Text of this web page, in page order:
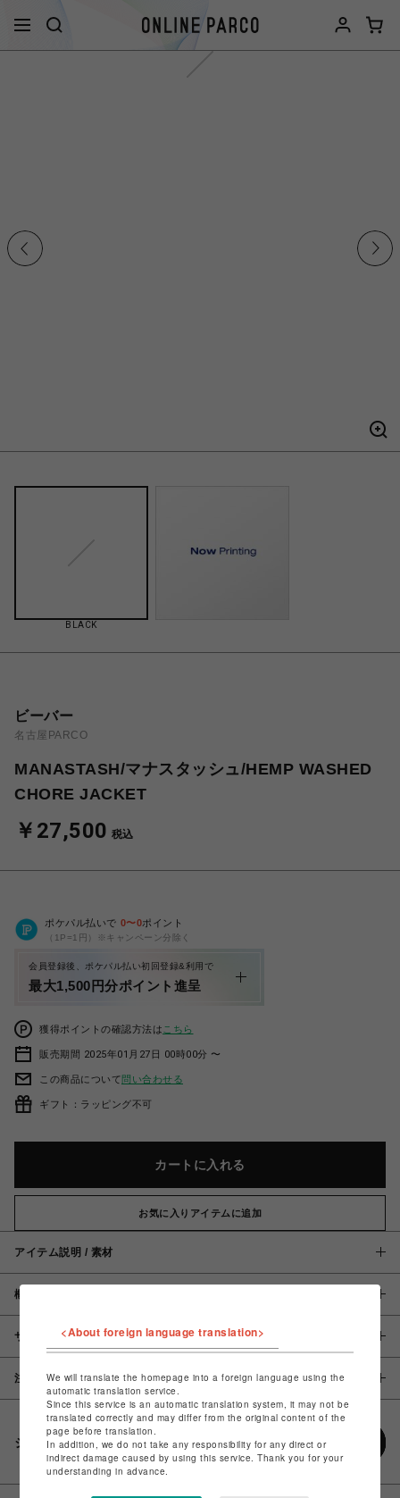
BLACK
ビーバー
名古屋PARCO
MANASTASH/マナスタッシュ/HEMP WASHED
CHORE JACKET
￥27,500 税込
ポケパル払いで 0〜0ポイント
（1P=1円）※キャンペーン分除く
会員登録後、ポケパル払い初回登録&利用で
最大1,500円分ポイント進呈
獲得ポイントの確認方法は こちら
販売期間 2025年01月27日 00時00分 〜
この商品について問い合わせる
ギフト：ラッピング不可
カートに入れる
お気に入りアイテムに追加
アイテム説明 / 素材
概要
サイズ
注意事項
シェアする
<About foreign language translation>
We will translate the homepage into a foreign language using the
automatic translation service.
Since this service is an automatic translation system, it may not be
translated correctly and may differ from the original content of the
page before translation.
In addition, we do not take any responsibility for any direct or
indirect damage caused by using this service. Thank you for your
understanding in advance.